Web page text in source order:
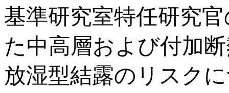
基準研究室特任研究
た中高層および付加
放湿型結露のリスク